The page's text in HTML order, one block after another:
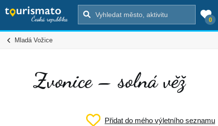
0
Mladá Vožice
Zvonice – solná věž
Přidat do mého výletního seznamu